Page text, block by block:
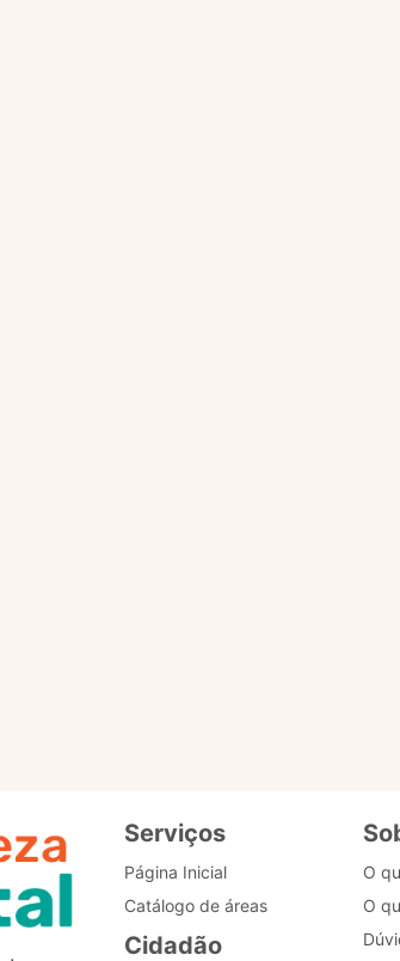
Serviços
Página Inicial
Catálogo de áreas
Cidadão
O
O